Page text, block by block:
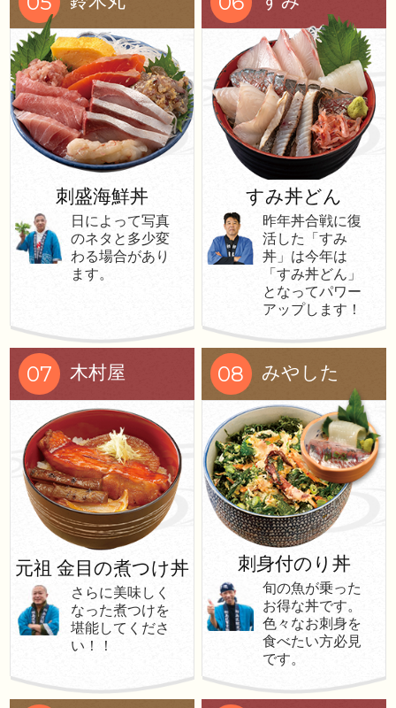
刺盛海鮮丼
日によって写真
のネタと多少変
わる場合があり
ます。
すみ丼どん
昨年丼合戦に復
活した「すみ
丼」は今年は
「すみ丼どん」
となってパワー
アップします！
07 木村屋
元祖 金目の煮つけ丼
さらに美味しく
なった煮つけを
堪能してくださ
い！！
08 みやした
刺身付のり丼
旬の魚が乗った
お得な丼です。
色々なお刺身を
食べたい方必見
です。